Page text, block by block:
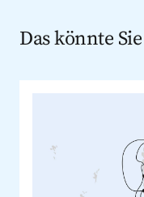
Das könnte